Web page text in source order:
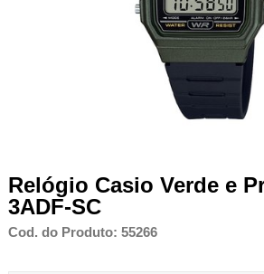
Relógio Casio Verde e
3ADF-SC
Cod. do Produto: 55266